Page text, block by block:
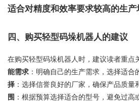
适合对精度和效率要求较高的生产
四、购买轻型码垛机器人的建议
在购买轻型码垛机器人时，建议读者重点
能需求 ：明确自己的生产需求，选择适合
择 ：选择信誉良好的厂家，确保产品质量
围 ：根据预算选择适合的型号，避免过高